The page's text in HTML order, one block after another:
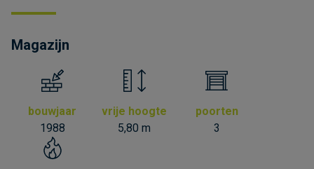
Magazijn
bouwjaar
1988
vrije hoogte
5,80 m
poorten
3